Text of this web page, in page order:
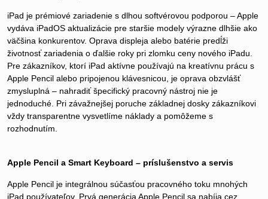
iPad je prémiové zariadenie s dlhou softvérovou podporou – Apple
vydáva iPadOS aktualizácie pre staršie modely výrazne dlhšie ako
väčšina konkurentov. Oprava displeja alebo batérie predĺži
životnosť zariadenia o ďalšie roky pri zlomku ceny nového iPadu.
Pre zákazníkov, ktorí iPad aktívne používajú na kreatívnu prácu s
Apple Pencil alebo pripojenou klávesnicou, je oprava obzvlášť
zmysluplná – nahradiť špecifický pracovný nástroj nie je
jednoduché. Pri závažnejšej poruche základnej dosky zákazníkovi
vždy transparentne vysvetlíme náklady a pomôžeme s
rozhodnutím.
Apple Pencil a Smart Keyboard – príslušenstvo a servis
Apple Pencil je integrálnou súčasťou pracovného toku mnohých
iPad používateľov. Prvá generácia Apple Pencil sa nabíja cez